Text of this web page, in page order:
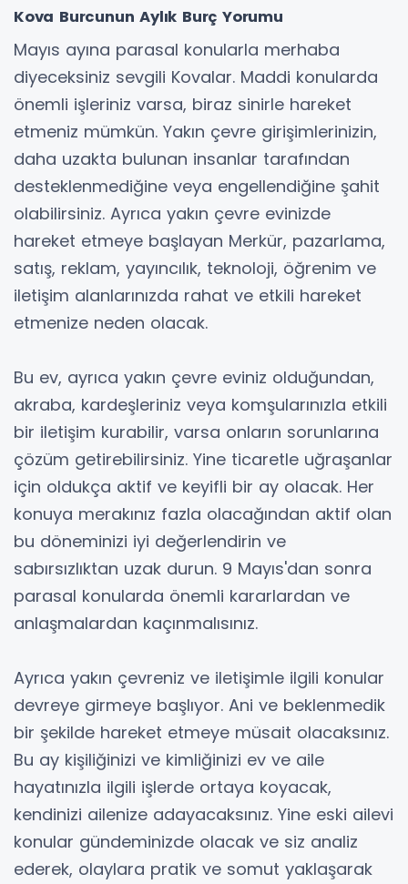
Kova Burcunun Aylık Burç Yorumu
Mayıs ayına parasal konularla merhaba
diyeceksiniz sevgili Kovalar. Maddi konularda
önemli işleriniz varsa, biraz sinirle hareket
etmeniz mümkün. Yakın çevre girişimlerinizin,
daha uzakta bulunan insanlar tarafından
desteklenmediğine veya engellendiğine şahit
olabilirsiniz. Ayrıca yakın çevre evinizde
hareket etmeye başlayan Merkür, pazarlama,
satış, reklam, yayıncılık, teknoloji, öğrenim ve
iletişim alanlarınızda rahat ve etkili hareket
etmenize neden olacak.
Bu ev, ayrıca yakın çevre eviniz olduğundan,
akraba, kardeşleriniz veya komşularınızla etkili
bir iletişim kurabilir, varsa onların sorunlarına
çözüm getirebilirsiniz. Yine ticaretle uğraşanlar
için oldukça aktif ve keyifli bir ay olacak. Her
konuya merakınız fazla olacağından aktif olan
bu döneminizi iyi değerlendirin ve
sabırsızlıktan uzak durun. 9 Mayıs'dan sonra
parasal konularda önemli kararlardan ve
anlaşmalardan kaçınmalısınız.
Ayrıca yakın çevreniz ve iletişimle ilgili konular
devreye girmeye başlıyor. Ani ve beklenmedik
bir şekilde hareket etmeye müsait olacaksınız.
Bu ay kişiliğinizi ve kimliğinizi ev ve aile
hayatınızla ilgili işlerde ortaya koyacak,
kendinizi ailenize adayacaksınız. Yine eski ailevi
konular gündeminizde olacak ve siz analiz
ederek, olaylara pratik ve somut yaklaşarak